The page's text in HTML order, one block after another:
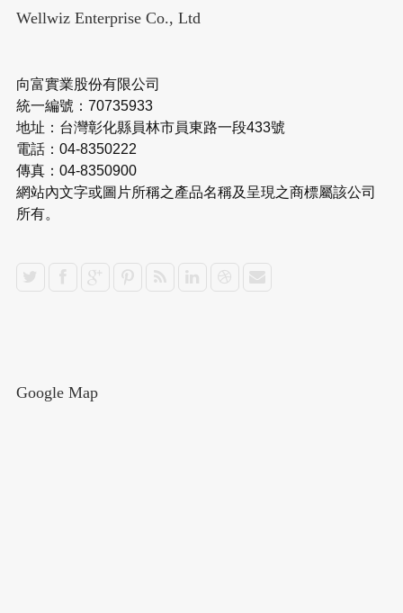
Wellwiz Enterprise Co., Ltd
向富實業股份有限公司
統一編號：70735933
地址：台灣彰化縣員林市員東路一段433號
電話：04-8350222
傳真：04-8350900
網站內文字或圖片所稱之產品名稱及呈現之商標屬該公司
所有。
Google Map